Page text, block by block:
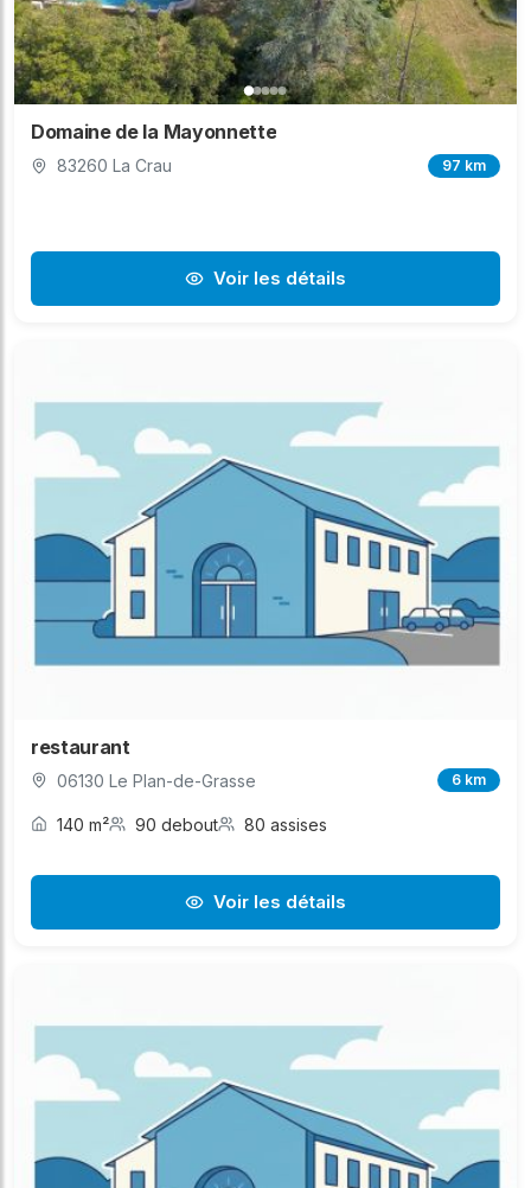
Domaine de la Mayonnette
83260 La Crau 97 km
Voir les détails
restaurant
06130 Le Plan-de-Grasse 6 km
140 m² 90 debout 80 assises
Voir les détails